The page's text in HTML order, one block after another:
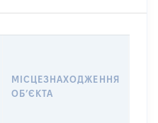
МІСЦЕЗНАХОДЖЕННЯ
ОБʼЄКТА